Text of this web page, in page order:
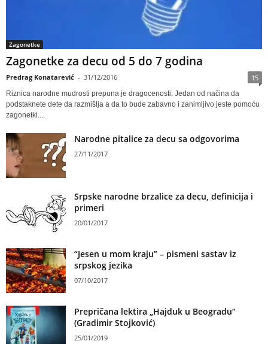
Zagonetke
Zagonetke za decu od 5 do 7 godina
Predrag Konatarević - 31/12/2016 15
Riznica narodne mudrosti prepuna je dragocenosti. Jedan od načina da
podstaknete dete da razmišlja a da to bude zabavno i zanimljivo jeste pomoću
zagonetki....
Narodne pitalice za decu sa odgovorima
27/11/2017
Srpske narodne brzalice za decu, definicija i
primeri
20/01/2017
“Jesen u mom kraju” – pismeni sastav iz
srpskog jezika
07/10/2017
Prepričana lektira „Hajduk u Beogradu“
(Gradimir Stojković)
25/01/2019